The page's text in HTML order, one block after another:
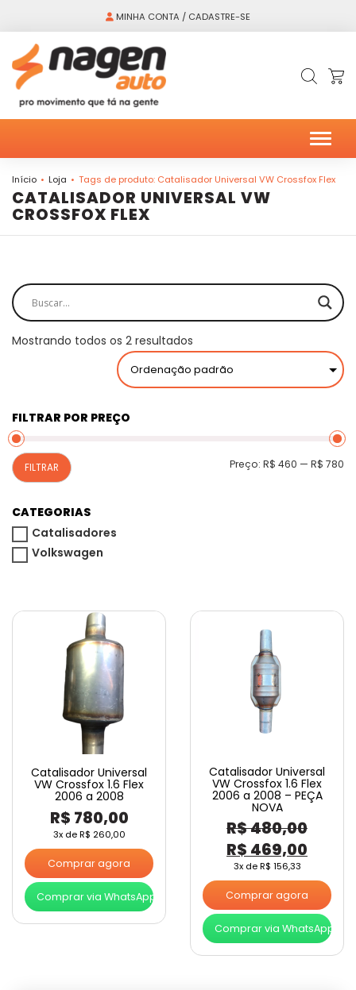
MINHA CONTA / CADASTRE-SE
Início Loja Tags de produto: Catalisador Universal VW Crossfox Flex
CATALISADOR UNIVERSAL VW
CROSSFOX FLEX
Mostrando todos os 2 resultados
FILTRAR POR PREÇO
FILTRAR Preço: R$ 460 — R$ 780
CATEGORIAS
Catalisadores
Volkswagen
Catalisador Universal
VW Crossfox 1.6 Flex
2006 a 2008
R$ 780,00
3x deR$ 260,00
Comprar agora
Comprar via WhatsApp
Catalisador Universal
VW Crossfox 1.6 Flex
2006 a 2008 – PEÇA
NOVA
R$480,00
O
preço
original
era:
R$ 480,00.
R$ 469,00
atual
é:
R$
3x deR$ 156,33
Comprar agora
Comprar via WhatsApp